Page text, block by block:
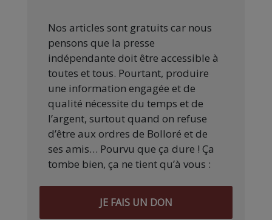
Nos articles sont gratuits car nous
pensons que la presse
indépendante doit être accessible à
toutes et tous. Pourtant, produire
une information engagée et de
qualité nécessite du temps et de
l’argent, surtout quand on refuse
d’être aux ordres de Bolloré et de
ses amis… Pourvu que ça dure ! Ça
tombe bien, ça ne tient qu’à vous :
JE FAIS UN DON